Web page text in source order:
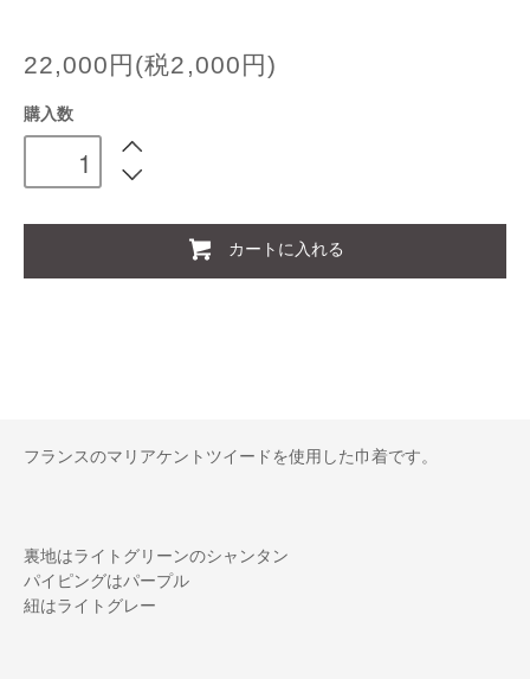
22,000円(税2,000円)
購入数
カートに入れる
フランスのマリアケントツイードを使用した巾着です。
裏地はライトグリーンのシャンタン
パイピングはパープル
紐はライトグレー